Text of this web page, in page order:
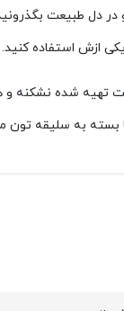
دل طبیعت
ازش استفاده کنید.
تهیه شده
بسته به سلیقه